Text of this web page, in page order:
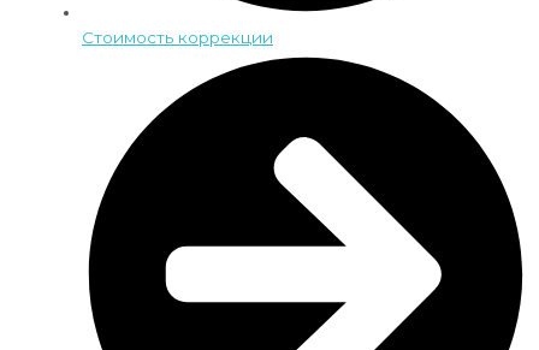
Стоимость коррекции